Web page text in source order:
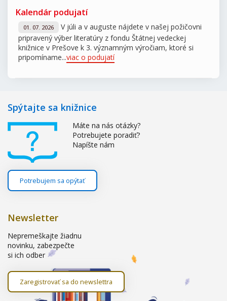
Kalendár podujatí
01. 07. 2026
V júli a v auguste nájdete v našej požičovni
pripravený výber literatúry z fondu Štátnej vedeckej
knižnice v Prešove k 3. významným výročiam, ktoré si
pripomíname...viac o podujatí
Spýtajte sa knižnice
Máte na nás otázky?
Potrebujete poradiť?
Napíšte nám
Potrebujem sa opýtať
Newsletter
Nepremeškajte žiadnu
novinku, zabezpečte
si ich odber
Zaregistrovať sa do newslettra